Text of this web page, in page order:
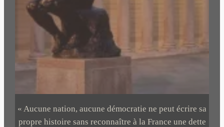
« Aucune nation, aucune démocratie ne peut écrire sa
propre histoire sans reconnaître à la France une dette